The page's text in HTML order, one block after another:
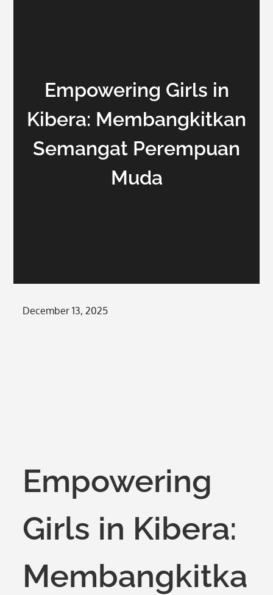
Empowering Girls in
Kibera: Membangkitkan
Semangat Perempuan
Muda
Posted
December 13, 2025
Empowering
Girls in Kibera:
Membangkitka